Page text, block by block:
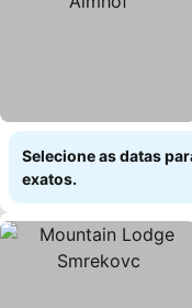
Selecione as datas
exatos.